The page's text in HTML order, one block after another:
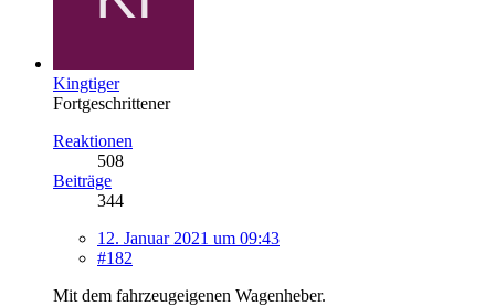
Kingtiger
Fortgeschrittener
Reaktionen
508
Beiträge
344
12. Januar 2021 um 09:43
#182
Mit dem fahrzeugeigenen Wagenheber.